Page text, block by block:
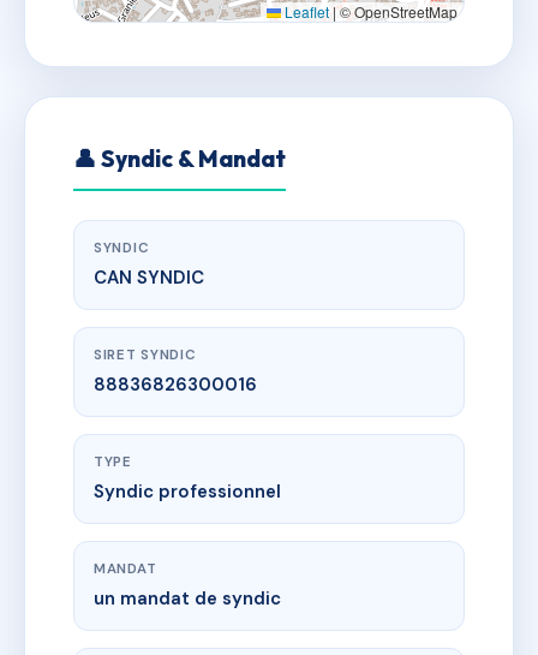
Leaflet |© OpenStreetMap
👤 Syndic & Mandat
SYNDIC
CAN SYNDIC
SIRET SYNDIC
88836826300016
TYPE
Syndic professionnel
MANDAT
un mandat de syndic